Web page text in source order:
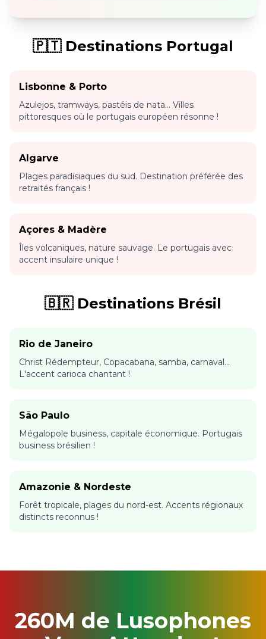
🇵🇹 Destinations Portugal
Lisbonne & Porto
Azulejos, tramways, pastéis de nata... Villes
pittoresques où le portugais européen résonne !
Algarve
Plages paradisiaques du sud. Destination préférée des
retraités français !
Açores & Madère
Îles volcaniques, nature sauvage. Le portugais avec
accent insulaire unique !
🇧🇷 Destinations Brésil
Rio de Janeiro
Christ Rédempteur, Copacabana, samba, carnaval...
L'accent carioca chantant !
São Paulo
Mégalopole business, capitale économique. Portugais
business brésilien !
Amazonie & Nordeste
Forêt tropicale, plages du nord-est. Accents régionaux
distincts reconnus !
260M de Lusophones